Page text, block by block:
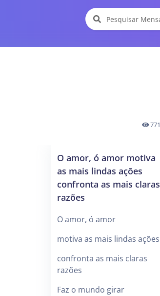
771
O amor, ó amor motiva
as mais lindas ações
confronta as mais claras
razões
O amor, ó amor
motiva as mais lindas ações
confronta as mais claras
razões
Faz o mundo girar